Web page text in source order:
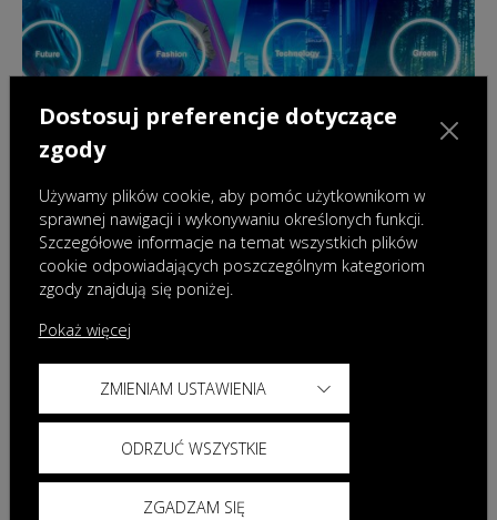
18.12.2024|Wydarzenia
OMODA & JAECOO podsumowuje pierwsze
półrocze działalności na rynku polskim i
Dostosuj preferencje dotyczące
zgody
Używamy plików cookie, aby pomóc użytkownikom w
sprawnej nawigacji i wykonywaniu określonych funkcji.
Szczegółowe informacje na temat wszystkich plików
cookie odpowiadających poszczególnym kategoriom
zgody znajdują się poniżej.
Pokaż więcej
ZMIENIAM USTAWIENIA
ODRZUĆ WSZYSTKIE
ZGADZAM SIĘ